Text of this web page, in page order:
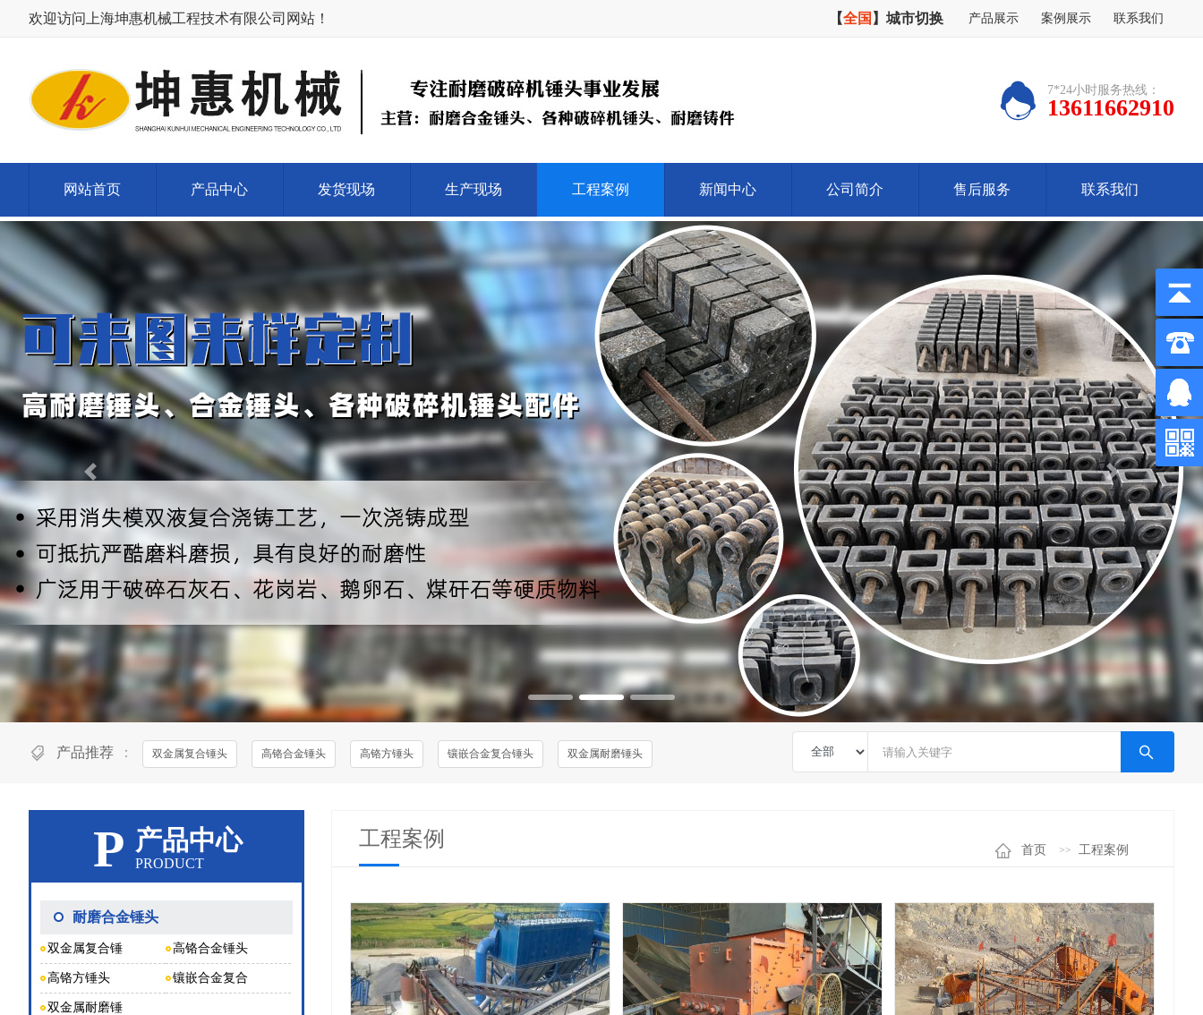
欢迎访问上海坤惠机械工程技术有限公司网站！ 产品展示 案例展示 联系我们
【全国 】 城市切换
7*24小时服务热线：
13611662910
网站首页 产品中心 发货现场 生产现场 工程案例 新闻中心 公司简介 售后服务 联系我们
产品推荐 ： 双金属复合锤头 高铬合金锤头 高铬方锤头 镶嵌合金复合锤头 双金属耐磨锤头
P 产品中心
PRODUCT
耐磨合金锤头
双金属复合锤 高铬合金锤头
高铬方锤头 镶嵌合金复合
双金属耐磨锤
工程案例 首页 工程案例